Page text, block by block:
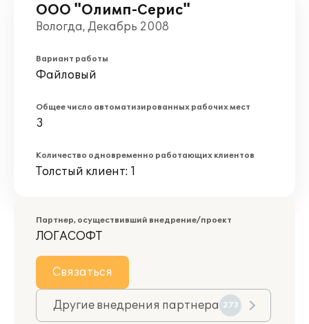
ООО "Олимп-Серис"
Вологда, Декабрь 2008
Вариант работы
Файловый
Общее число автоматизированных рабочих мест
3
Количество одновременно работающих клиентов
Толстый клиент: 1
Партнер, осуществивший внедрение/проект
ЛОГАСОФТ
Связаться
Другие внедрения партнера 273